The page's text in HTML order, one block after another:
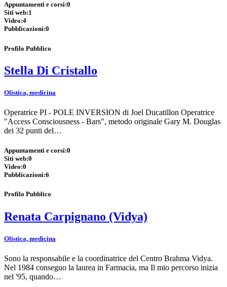
Appuntamenti e corsi:0
Siti web:1
Video:4
Pubblicazioni:0
Profilo Pubblico
Stella Di Cristallo
Olistica, medicina
Operatrice PI - POLE INVERSION di Joel Ducatillon Operatrice
"Access Consciousness - Bars", metodo originale Gary M. Douglas
dei 32 punti del…
Appuntamenti e corsi:0
Siti web:0
Video:0
Pubblicazioni:6
Profilo Pubblico
Renata Carpignano (Vidya)
Olistica, medicina
Sono la responsabile e la coordinatrice del Centro Brahma Vidya.
Nel 1984 conseguo la laurea in Farmacia, ma Il mio percorso inizia
nel '95, quando…